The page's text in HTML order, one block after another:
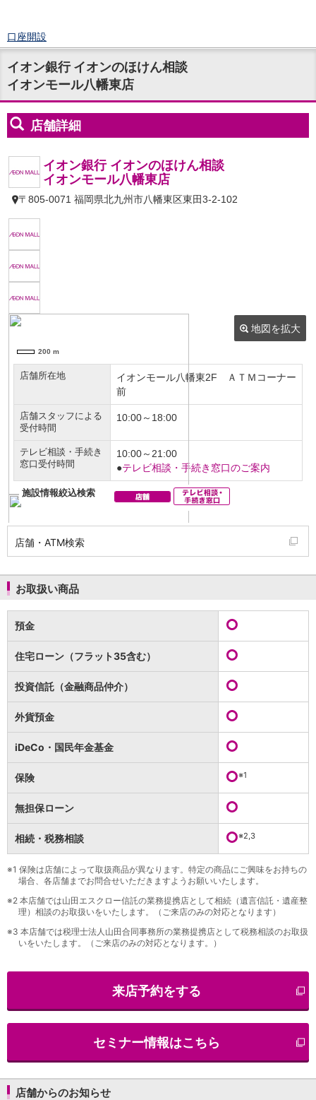
口座開設
ログイン
チャット
メニュー
商品・サービス
預金
円預金TOP
定期預金
積立式定期預金
外貨預金 TOP
NISA
金銭信託のしくみ
取扱商品一覧
iDeCo・国民年金基金
iDeCo（個人型確定拠出年金）
国民年金基金
ロボアドバイザークラウドファンディング
WealthNavi for イオン銀行（ロボアドバイザー）
funds
ローン
住宅ローン
新規お借入れの方
お借換えの方
フラット35
リ・バース60
カードローン
目的別ローンマイページ
保険
保険TOP
医療保険
就業不能保険
海外旅行保険
国内旅行傷害保険
スマホ保険
傷害保険
介護保険
カード
クレジットカード
デビットカード
インターネットバンキング
アプリ
イオン銀行アプリTOP
通帳アプリ
イオン銀行PayB
イオングループアプリ
支払・入金TOP
AEON Pay
自動入金サービス
スマホ決済アプリ
イオン銀行 イオンのほけん相談
イオンモール八幡東店
店舗・ATM検索
お取扱い商品
預金
住宅ローン（フラット35含む）
投資信託（金融商品仲介）
外貨預金
iDeCo・国民年金基金
保険 ※1
無担保ローン
相続・税務相談 ※2,3
※1 保険は店舗によって取扱商品が異なります。特定の商品にご興味をお持ちの
場合、各店舗までお問合せいただきますようお願いいたします。
※2 本店舗では山田エスクロー信託の業務提携店として相続（遺言信託・遺産整
理）相談のお取扱いをいたします。（ご来店のみの対応となります）
※3 本店舗では税理士法人山田合同事務所の業務提携店として税務相談のお取扱
いをいたします。（ご来店のみの対応となります。）
来店予約をする
セミナー情報はこちら
店舗からのお知らせ